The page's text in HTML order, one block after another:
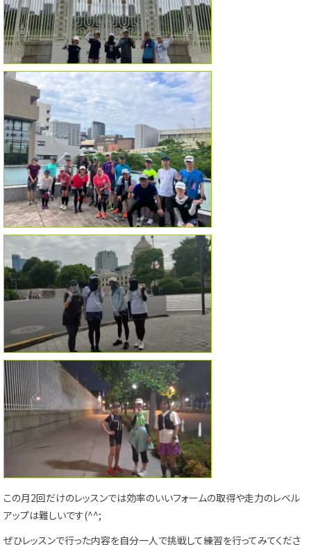
この月2回だけのレッスンでは効率のいいフォームの取得や走力のレベル
アップは難しいです(^^;
ぜひレッスンで行った内容を自分一人で挑戦して練習を行ってみてくださ